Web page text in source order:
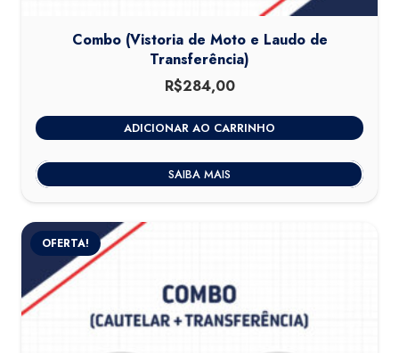
Combo (Vistoria de Moto e Laudo de
Transferência)
R$284,00
ADICIONAR AO CARRINHO
SAIBA MAIS
OFERTA!